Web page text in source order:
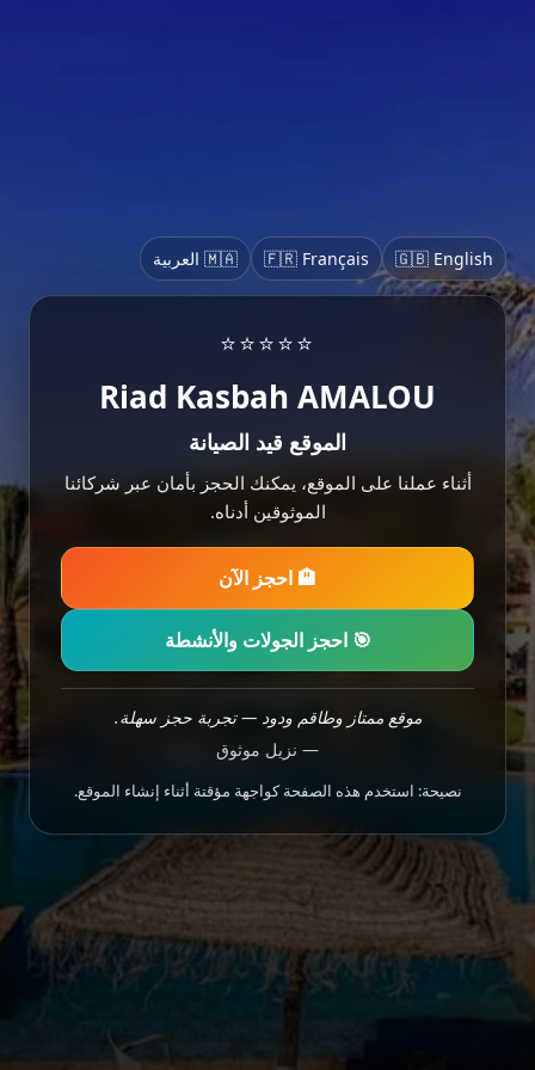
🇬🇧 English
🇫🇷 Français 🇲🇦 العربية
⭐⭐⭐⭐⭐
Riad Kasbah AMALOU
الموقع قيد الصيانة
أثناء عملنا على الموقع، يمكنك الحجز بأمان عبر شركائنا
الموثوقين أدناه.
🏨 احجز الآن
🎯 احجز الجولات والأنشطة
موقع ممتاز وطاقم ودود — تجربة حجز سهلة.
— نزيل موثوق
نصيحة: استخدم هذه الصفحة كواجهة مؤقتة أثناء إنشاء الموقع.